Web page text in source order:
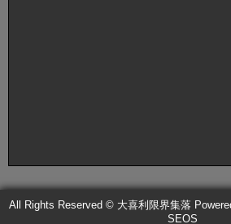
All Rights Reserved © 大喜利限界集落
SEOS